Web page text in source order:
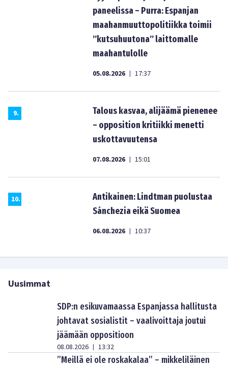
paneelissa – Purra: Espanjan
maahanmuuttopolitiikka toimii
”kutsuhuutona” laittomalle
maahantulolle
05.08.2026 | 17:37
9.
Talous kasvaa, alijäämä pienenee
– opposition kritiikki menetti
uskottavuutensa
07.08.2026 | 15:01
10.
Antikainen: Lindtman puolustaa
Sánchezia eikä Suomea
06.08.2026 | 10:37
Uusimmat
SDP:n esikuvamaassa Espanjassa hallitusta
johtavat sosialistit – vaalivoittaja joutui
jäämään oppositioon
08.08.2026 | 13:32
”Meillä ei ole roskakalaa” – mikkeliläinen